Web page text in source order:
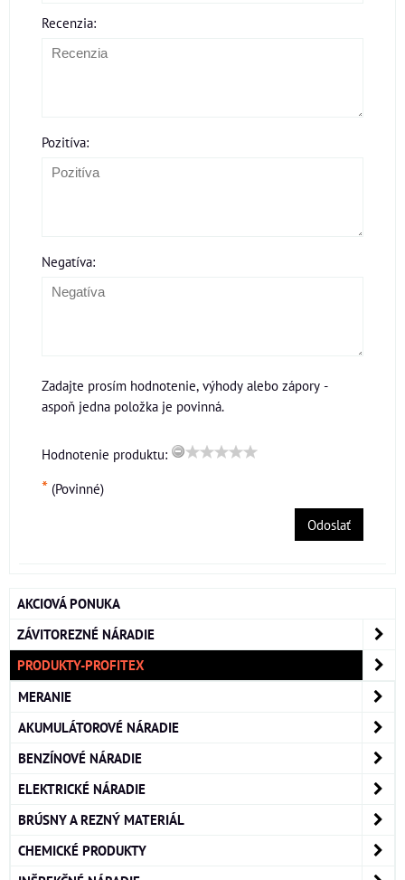
Recenzia:
Pozitíva:
Negatíva:
Zadajte prosím hodnotenie, výhody alebo zápory -
aspoň jedna položka je povinná.
Hodnotenie produktu:
* (Povinné)
Odoslať
AKCIOVÁ PONUKA
ZÁVITOREZNÉ NÁRADIE
PRODUKTY-PROFITEX
MERANIE
AKUMULÁTOROVÉ NÁRADIE
BENZÍNOVÉ NÁRADIE
ELEKTRICKÉ NÁRADIE
BRÚSNY A REZNÝ MATERIÁL
CHEMICKÉ PRODUKTY